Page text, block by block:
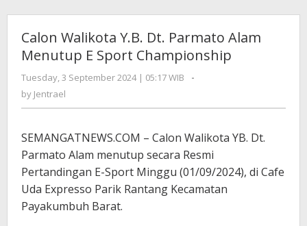
Calon Walikota Y.B. Dt. Parmato Alam
Menutup E Sport Championship
Tuesday, 3 September 2024 | 05:17 WIB
by
-
by Jentrael
SEMANGATNEWS.COM – Calon Walikota YB. Dt.
Parmato Alam menutup secara Resmi
Pertandingan E-Sport Minggu (01/09/2024), di Cafe
Uda Expresso Parik Rantang Kecamatan
Payakumbuh Barat.